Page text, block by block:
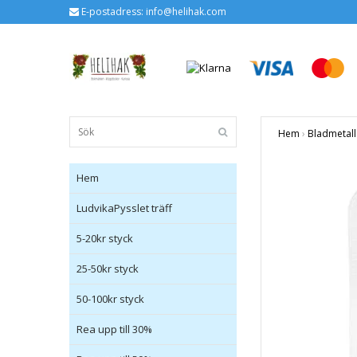
E-postadress: info@helihak.com
Hem
LudvikaPysslet träff
5-20kr styck
25-50kr styck
50-100kr styck
Rea upp till 30%
Hem ›